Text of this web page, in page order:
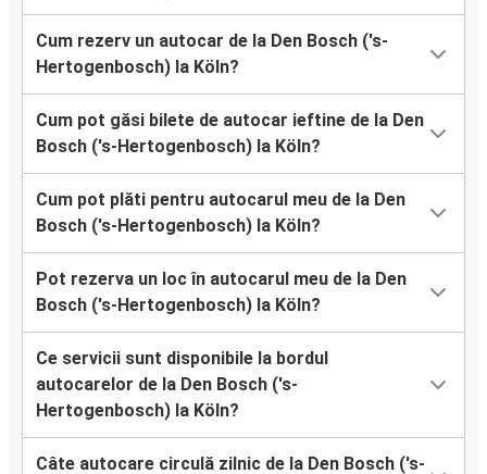
Cum rezerv un autocar de la Den Bosch ('s-
Hertogenbosch) la Köln?
Cum pot găsi bilete de autocar ieftine de la Den
Bosch ('s-Hertogenbosch) la Köln?
Cum pot plăti pentru autocarul meu de la Den
Bosch ('s-Hertogenbosch) la Köln?
Pot rezerva un loc în autocarul meu de la Den
Bosch ('s-Hertogenbosch) la Köln?
Ce servicii sunt disponibile la bordul
autocarelor de la Den Bosch ('s-
Hertogenbosch) la Köln?
Câte autocare circulă zilnic de la Den Bosch ('s-